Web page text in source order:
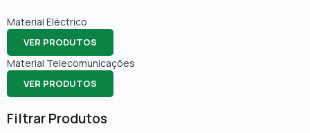
Filtrar Produtos
Material Eléctrico
VER PRODUTOS
Material Telecomunicações
VER PRODUTOS